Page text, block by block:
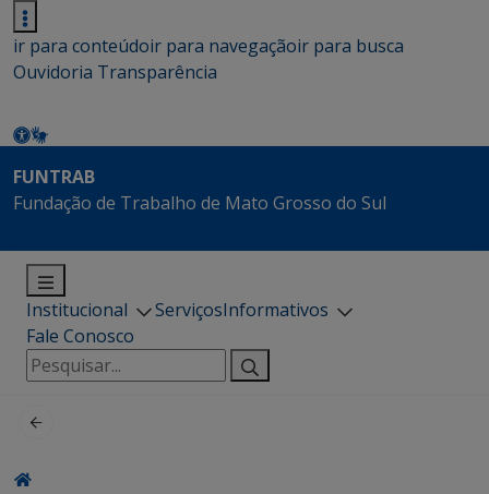
ir para conteúdoir para navegaçãoir para busca
Ouvidoria Transparência
FUNTRAB
Fundação de Trabalho de Mato Grosso do Sul
Institucional ServiçosInformativos
Fale Conosco
Pesquisar
por: